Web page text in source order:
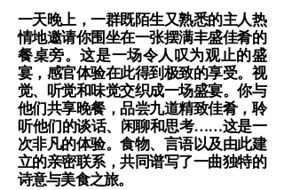
一天晚上，一群既陌生又熟悉的主人热
情地邀请你围坐在一张摆满丰盛佳肴的
餐桌旁。这是一场令人叹为观止的盛
宴，感官体验在此得到极致的享受。视
觉、听觉和味觉交织成一场盛宴。你与
他们共享晚餐，品尝九道精致佳肴，聆
听他们的谈话、闲聊和思考……这是一
次非凡的体验。食物、言语以及由此建
立的亲密联系，共同谱写了一曲独特的
诗意与美食之旅。